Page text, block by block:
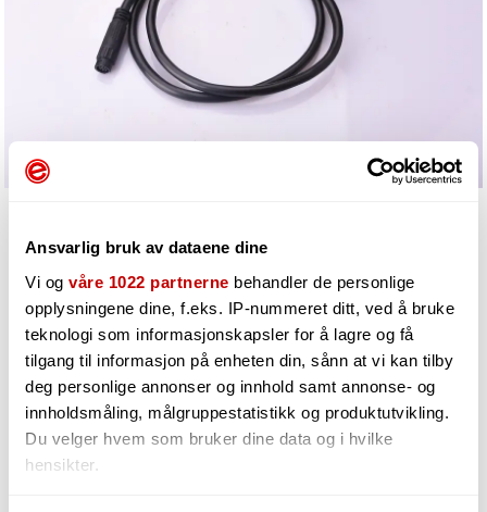
Ansvarlig bruk av dataene dine
Vi og våre 1022 partnerne behandler de personlige
opplysningene dine, f.eks. IP-nummeret ditt, ved å bruke
teknologi som informasjonskapsler for å lagre og få
tilgang til informasjon på enheten din, sånn at vi kan tilby
deg personlige annonser og innhold samt annonse- og
innholdsmåling, målgruppestatistikk og produktutvikling.
Du velger hvem som bruker dine data og i hvilke
hensikter.
341,-
- +